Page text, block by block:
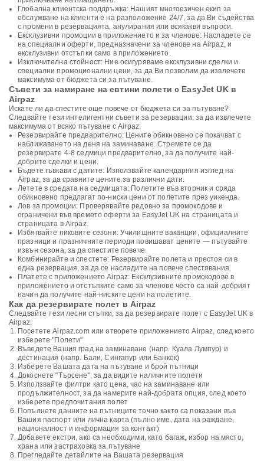
Глобална клиентска поддръжка: Нашият многоезичен екип за
обслужване на клиенти е на разположение 24/7, за да Ви съдейства
с промени в резервацията, анулирания или всякакви въпроси.
Ексклузивни промоции в приложението и за членове: Насладете се
на специални оферти, предназначени за членове на Airpaz, и
ексклузивни отстъпки само в приложението.
Изключителна стойност: Ние осигуряваме ексклузивни сделки и
специални промоционални цени, за да Ви позволим да извлечете
максимума от бюджета си за пътуване.
Съвети за намиране на евтини полети с EasyJet UK в
Airpaz
Искате ли да спестите още повече от бюджета си за пътуване?
Следвайте тези интелигентни съвети за резервации, за да извлечете
максимума от всяко пътуване с Airpaz:
Резервирайте предварително: Цените обикновено се покачват с
наближаването на деня на заминаване. Стремете се да
резервирате 4-8 седмици предварително, за да получите най-
добрите сделки и цени.
Бъдете гъвкави с датите: Използвайте календарния изглед на
Airpaz, за да сравните цените за различни дати.
Летете в средата на седмицата: Полетите във вторник и сряда
обикновено предлагат по-ниски цени от полетите през уикенда.
Лов за промоции: Проверявайте редовно за промокодове и
ограничени във времето оферти за EasyJet UK на страницата и
страницата в Airpaz.
Избягвайте пиковите сезони: Училищните ваканции, официалните
празници и празничните периоди повишават цените — пътувайте
извън сезона, за да спестите повече.
Комбинирайте и спестете: Резервирайте полета и престоя си в
една резервация, за да се насладите на повече спестявания.
Платете с приложението Airpaz: Ексклузивните промокодове в
приложението и отстъпките само за членове често са най-добрият
начин да получите най-ниските цени на полетите.
Как да резервирате полет в Airpaz
Следвайте тези лесни стъпки, за да резервирате полет с EasyJet UK в
Airpaz:
Посетете Airpaz.com или отворете приложението Airpaz, след което
изберете "Полети"
Въведете Вашия град на заминаване (напр. Куала Лумпур) и
дестинация (напр. Бали, Сингапур или Банкок)
Изберете Вашата дата на пътуване и брой пътници
Докоснете "Търсене", за да видите наличните полети
Използвайте филтри като цена, час на заминаване или
продължителност, за да намерите най-добрата опция, след което
изберете предпочитания полет
Попълнете данните на пътниците точно както са показани във
Вашия паспорт или лична карта (пълно име, дата на раждане,
националност и информация за контакт)
Добавете екстри, ако са необходими, като багаж, избор на място,
храна или застраховка за пътуване
Прегледайте детайлите на Вашата резервация